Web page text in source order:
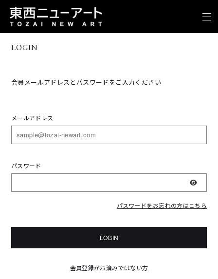
LOGIN
会員メールアドレスとパスワードをご入力ください
メールアドレス
パスワード
表示
パスワードをお忘れの方はこちら
LOGIN
会員登録がお済みではない方